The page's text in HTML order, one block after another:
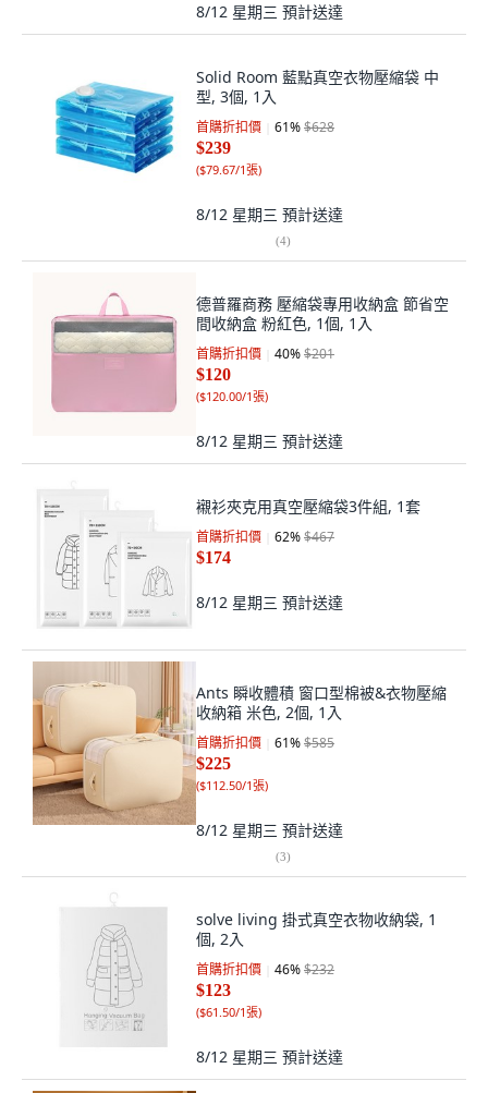
8/12 星期三 預計送達
Solid Room 藍點真空衣物壓縮袋 中
型, 3個, 1入
首購折扣價 61%$628
$239
($79.67/1張)
8/12 星期三 預計送達
(4)
德普羅商務 壓縮袋專用收納盒 節省空
間收納盒 粉紅色, 1個, 1入
首購折扣價 40%$201
$120
($120.00/1張)
8/12 星期三 預計送達
襯衫夾克用真空壓縮袋3件組, 1套
首購折扣價 62%$467
$174
8/12 星期三 預計送達
Ants 瞬收體積 窗口型棉被&衣物壓縮
收納箱 米色, 2個, 1入
首購折扣價 61%$585
$225
($112.50/1張)
8/12 星期三 預計送達
(3)
solve living 掛式真空衣物收納袋, 1
個, 2入
首購折扣價 46%$232
$123
($61.50/1張)
8/12 星期三 預計送達